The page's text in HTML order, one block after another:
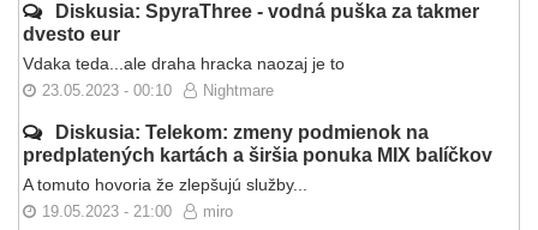
Diskusia: SpyraThree - vodná puška za takmer
dvesto eur
Vdaka teda...ale draha hracka naozaj je to
23.05.2023 - 00:10 Nightmare
Diskusia: Telekom: zmeny podmienok na
predplatených kartách a širšia ponuka MIX balíčkov
A tomuto hovoria že zlepšujú služby...
19.05.2023 - 21:00 miro